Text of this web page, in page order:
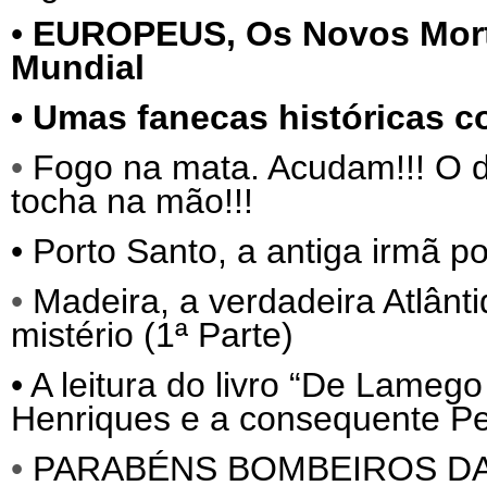
• EUROPEUS, Os Novos
Mundial
• Umas fanecas históricas
• Fogo na mata. Acudam!!! O
tocha na mão!!!
• Porto Santo, a antiga irmã
• Madeira, a verdadeira
mistério (1ª Parte)
• A leitura do livro “De
Henriques e a consequente
• PARABÉNS BOMBEIROS